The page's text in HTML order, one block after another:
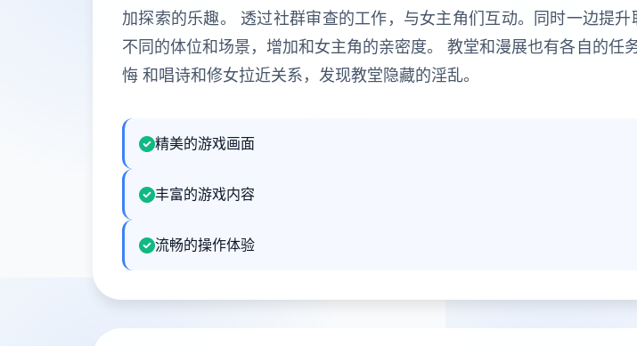
加探索的乐趣。 透过社群审查的工作，与女主角们互动。同时一边提
不同的体位和场景，增加和女主角的亲密度。 教堂和漫展也有各自的
悔 和唱诗和修女拉近关系，发现教堂隐藏的淫乱。
精美的游戏画面
丰富的游戏内容
流畅的操作体验